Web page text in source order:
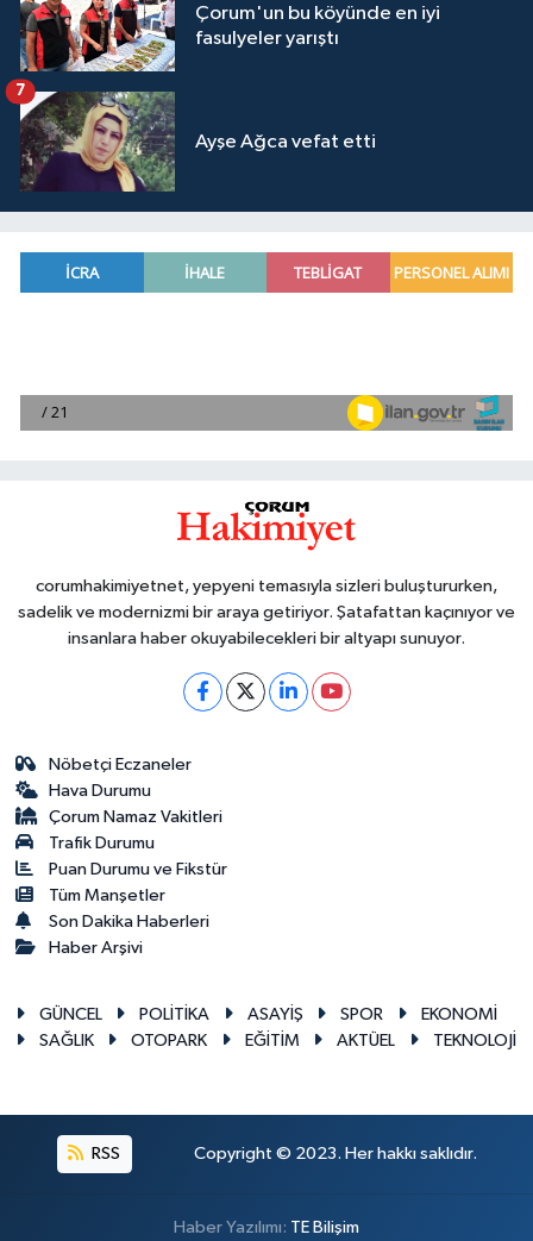
Çorum'un bu köyünde en iyi
fasulyeler yarıştı
Ayşe Ağca vefat etti
7
corumhakimiyetnet, yepyeni temasıyla sizleri buluştururken,
sadelik ve modernizmi bir araya getiriyor. Şatafattan kaçınıyor ve
insanlara haber okuyabilecekleri bir altyapı sunuyor.
Nöbetçi Eczaneler
Hava Durumu
Çorum Namaz Vakitleri
Trafik Durumu
Puan Durumu ve Fikstür
Tüm Manşetler
Son Dakika Haberleri
Haber Arşivi
GÜNCEL POLİTİKA ASAYİŞ SPOR
EKONOMİ
SAĞLIK
OTOPARK EĞİTİM AKTÜEL TEKNOLOJİ
RSS Copyright © 2023. Her hakkı saklıdır.
Haber Yazılımı: TE Bilişim